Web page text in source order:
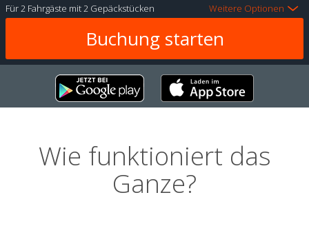
Für2 Fahrgäste mit2 Gepäckstücken Weitere Optionen
Wie funktioniert das
Ganze?